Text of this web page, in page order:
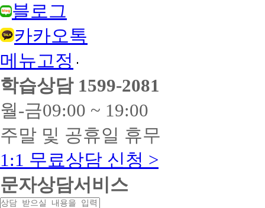
블로그
카카오톡
메뉴고정
학습상담 1599-2081
월-금09:00 ~ 19:00
주말 및 공휴일 휴무
1:1 무료상담 신청 >
문자상담서비스
상